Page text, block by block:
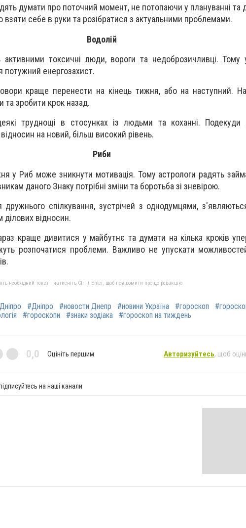
думати про поточний момент, не потопаючи у плануванні та
взяти себе в руки та розібратися з актуальними проблемами.
Водолій
активними токсичні люди, вороги та недоброзичливці. Тому
потужний енергозахист.
краще перенести на кінець тижня, або на наступний.
та зробити крок назад.
труднощі в стосунках із людьми та коханні.
на новий, більш високий рівень.
Риби
у Риб може зникнути мотивація. Тому астрологи радять
даного Знаку потрібні зміни та боротьба зі зневірою.
дружнього спілкування, зустрічей з однодумцями,
відносин.
краще дивитися у майбутнє та думати на кілька кроків
розпочатися проблеми. Важливо не упускати
необхідний текст і натисніть Ctrl + Enter, щоб повідомити про це редакцію
#Дніпро #новости Днепр #новини Україна #гороскоп
#гороскопи #знаки зодіака #гороскоп на тиждень
0,0 Оцініть першим Авторизуйтесь, щоб
на наші канали